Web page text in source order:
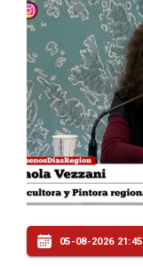
05-08-2026 21:45